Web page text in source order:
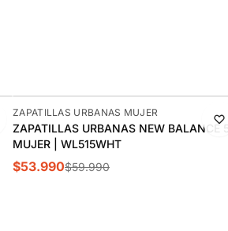
-10%
ZAPATILLAS URBANAS MUJER
ZAPATILLAS URBANAS NEW BALANCE
MUJER | WL515WHT
$53.990$59.990